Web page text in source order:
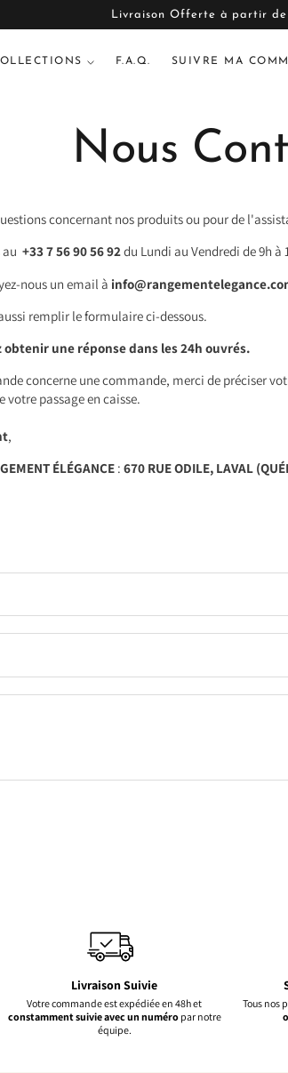
Livraison Offerte à partir de
F.A.Q. SUIVRE MA
Nous
concernant nos produits ou pour de
+33 7 56 90 56 92du Lundi au Vendredi de 9h à
nous un email à info
remplir le formulaire ci-dessous.
obtenir une réponse dans les 24h ouvrés.
concerne une commande, merci de préciser
votre passage en caisse.
,
ÉLÉGANCE:670 RUE ODILE, LAVAL
Livraison Suivie
Votre commande est expédiée en 48h et
constamment suivie avec un numéropar notre
équipe.
Tous nos